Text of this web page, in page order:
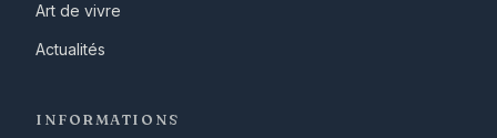
Art de vivre
Actualités
INFORMATIONS